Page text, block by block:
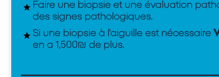
Faire une biopsie et une évaluation
des signes pathologiques.
Si une biopsie à l'aiguille est nécessaire
en a 1,500₪ de plus.